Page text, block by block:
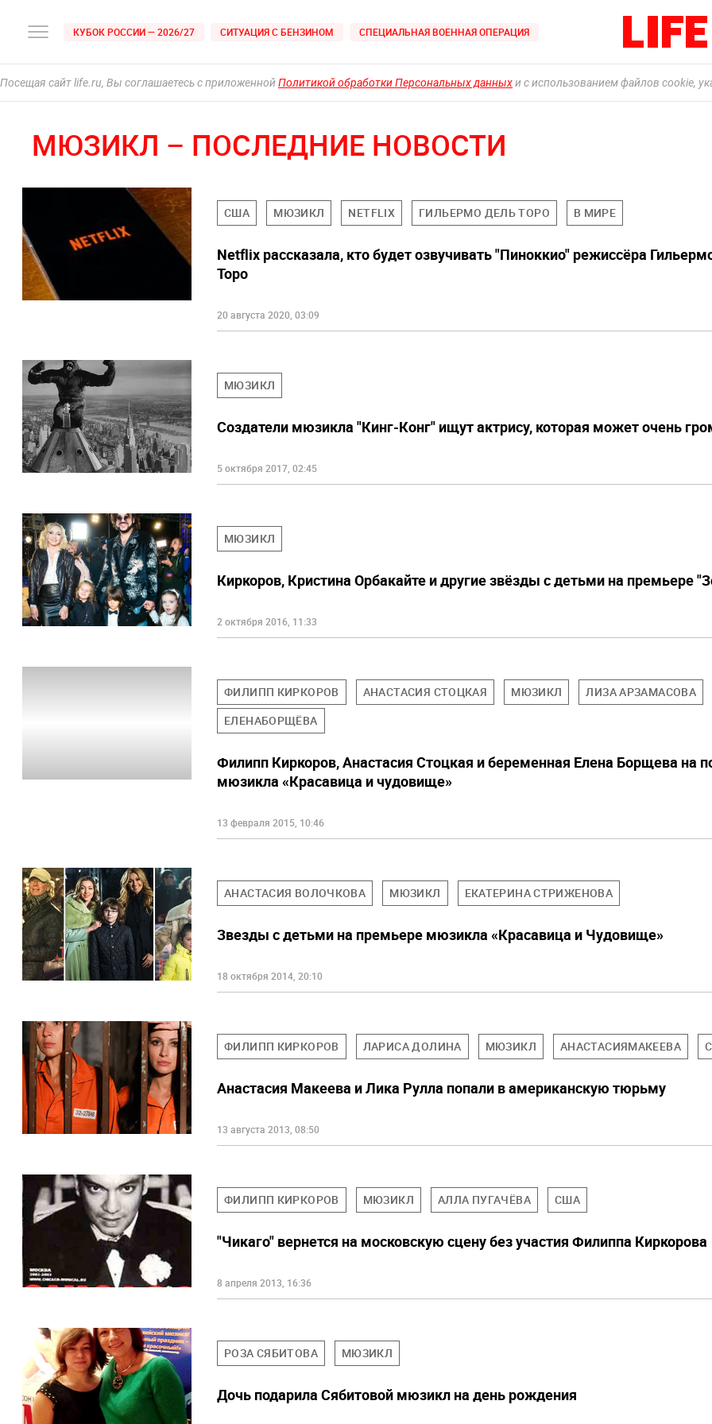
КУБОК РОССИИ — 2026/27 СИТУАЦИЯ С БЕНЗИНОМ СПЕЦИАЛЬНАЯ ВОЕННАЯ ОПЕРАЦИЯ
Посещая сайт life.ru, Вы соглашаетесь с приложеннойПолитикой обработки Персональных данныхи с использованием файлов cookie,
МЮЗИКЛ – ПОСЛЕДНИЕ НОВОСТИ
США МЮЗИКЛ NETFLIX ГИЛЬЕРМО ДЕЛЬ ТОРО В МИРЕ
Netflix рассказала, кто будет озвучивать "Пиноккио" режиссёра
Торо
20 августа 2020, 03:09
МЮЗИКЛ
Создатели мюзикла "Кинг-Конг" ищут актрису, которая может очень
5 октября 2017, 02:45
МЮЗИКЛ
Киркоров, Кристина Орбакайте и другие звёзды с детьми на премьере
2 октября 2016, 11:33
ФИЛИПП КИРКОРОВ АНАСТАСИЯ СТОЦКАЯ МЮЗИКЛ
ЛИЗА АРЗАМАСОВА
ЕЛЕНАБОРЩЁВА
Филипп Киркоров, Анастасия Стоцкая и беременная Елена Борщева на
мюзикла «Красавица и чудовище»
13 февраля 2015, 10:46
АНАСТАСИЯ ВОЛОЧКОВА МЮЗИКЛ ЕКАТЕРИНА СТРИЖЕНОВА
Звезды с детьми на премьере мюзикла «Красавица и Чудовище»
18 октября 2014, 20:10
ФИЛИПП КИРКОРОВ ЛАРИСА ДОЛИНА МЮЗИКЛ АНАСТАСИЯМАКЕЕВА
Анастасия Макеева и Лика Рулла попали в американскую тюрьму
13 августа 2013, 08:50
ФИЛИПП КИРКОРОВ МЮЗИКЛ АЛЛА ПУГАЧЁВА США
"Чикаго" вернется на московскую сцену без участия Филиппа Киркорова
8 апреля 2013, 16:36
РОЗА СЯБИТОВА МЮЗИКЛ
Дочь подарила Сябитовой мюзикл на день рождения